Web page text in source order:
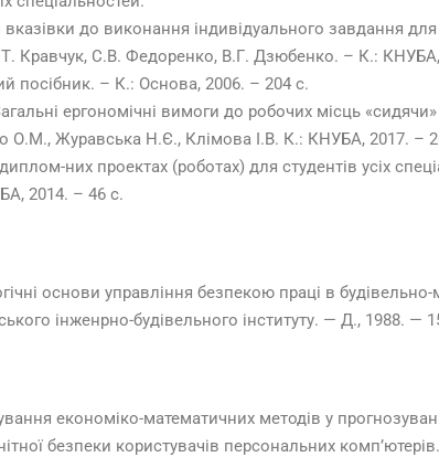
до виконання індивідуального завдання для
Кравчук, С.В. Федоренко, В.Г. Дзюбенко. – К.:
посібник. – К.: Основа, 2006. – 204 с.
ергономічні вимоги до робочих місць
О.М., Журавська Н.Є., Клімова І.В. К.: КНУБА, 2017. –
них проектах (роботах) для студентів усіх
2014. – 46 с.
основи управління безпекою праці в
інженрно-будівельного інституту. — Д., 1988. —
економіко-математичних методів у
безпеки користувачів персональних комп’ютерів.